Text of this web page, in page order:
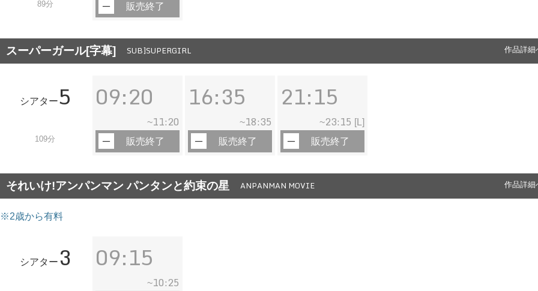
89分 販売終了
スーパーガール[字幕] SUB]SUPERGIRL 作品詳細
シアター5
109分
09:20
~11:20
販売終了
16:35
~18:35
販売終了
21:15
~23:15 [L]
販売終了
それいけ!アンパンマン パンタンと約束の星 ANPANMAN MOVIE 作品詳細
※2歳から有料
シアター 3 09:15
~10:25